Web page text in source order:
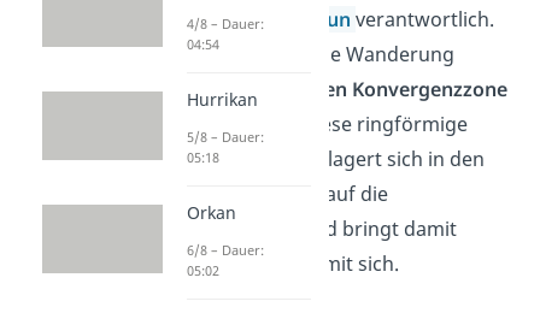
derSüdwestmonsun verantwortlich.
Er kommt durch die Wanderung
derInnertropischen Konvergenzzone
(ITC) zustande. Diese ringförmige
Tiefdruckrinne verlagert sich in den
Sommermonaten auf die
Nordhalbkugel und bringt damit
starke Regenfälle mit sich.
4/8 – Dauer:
04:54
Hurrikan
5/8 – Dauer:
05:18
Orkan
6/8 – Dauer:
05:02